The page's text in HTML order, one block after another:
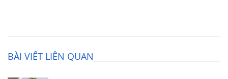
BÀI VIẾT LIÊN QUAN